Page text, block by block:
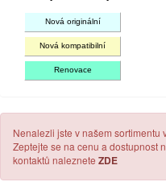
Nová originální
Nová kompatibilní
Renovace
Nenalezli jste v našem sortimentu
Zeptejte se na cenu a dostupnost
kontaktů naleznete ZDE